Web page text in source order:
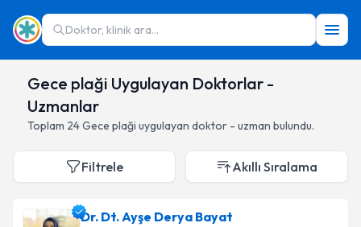
Doktor, klinik ara...
Gece plaği Uygulayan Doktorlar -
Uzmanlar
Toplam 24Gece plaği uygulayan doktor - uzman bulundu.
Filtrele Akıllı Sıralama
Dr. Dt. Ayşe Derya Bayat